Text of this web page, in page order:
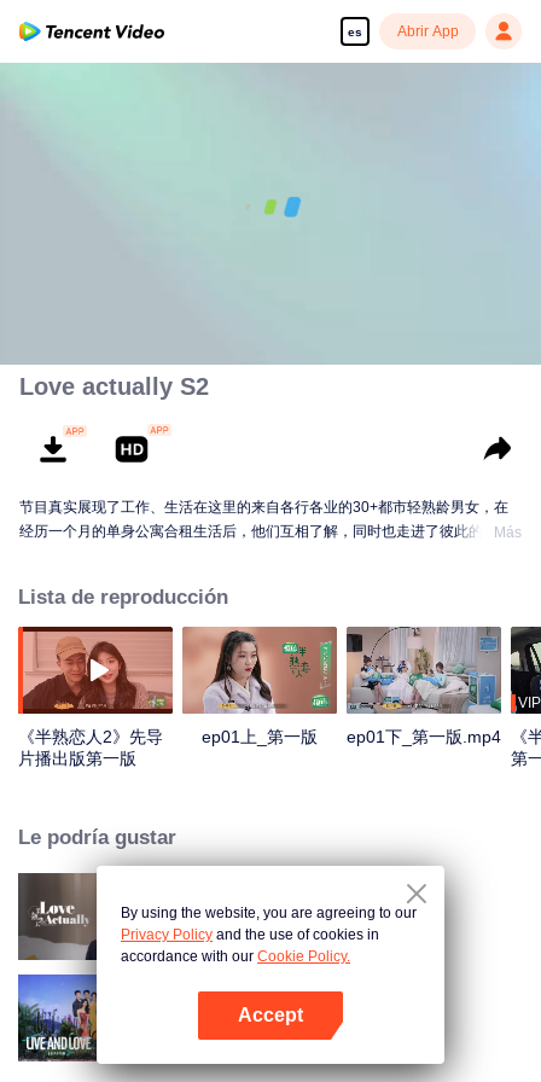
es Abrir App
Love actually S2
节目真实展现了工作、生活在这里的来自各行各业的30+都市轻熟龄男女，在
经历一个月的单身公寓合租生活后，他们互相了解，同时也走进了彼此的朋友
Más
Lista de reproducción
《半熟恋人2》先导
片播出版第一版
ep01上_第一版 ep01下_第一版.mp4
VIP
《
第
Le podría gustar
Love actually
Vivir y Amar Temporada 2
By using the website, you are agreeing to our
Privacy Policy and the use of cookies in
accordance with our Cookie Policy.
Accept